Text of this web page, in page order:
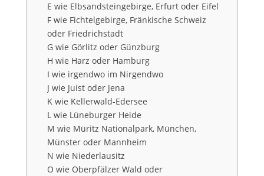
E wie Elbsandsteingebirge, Erfurt oder Eifel
F wie Fichtelgebirge, Fränkische Schweiz
oder Friedrichstadt
G wie Görlitz oder Günzburg
H wie Harz oder Hamburg
I wie irgendwo im Nirgendwo
J wie Juist oder Jena
K wie Kellerwald-Edersee
L wie Lüneburger Heide
M wie Müritz Nationalpark, München,
Münster oder Mannheim
N wie Niederlausitz
O wie Oberpfälzer Wald oder